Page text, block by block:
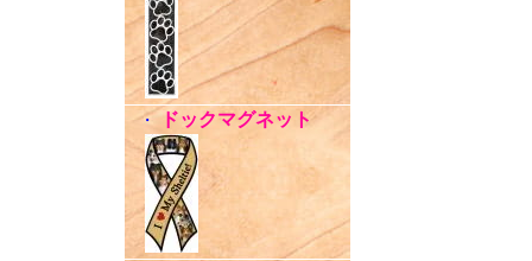
・ドックマグネット